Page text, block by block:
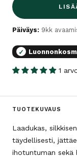
Päiväys: 9kk
✓
1
TUOTEKUVAUS
Laadukas,
täydellisesti,
ihotuntuman sekä